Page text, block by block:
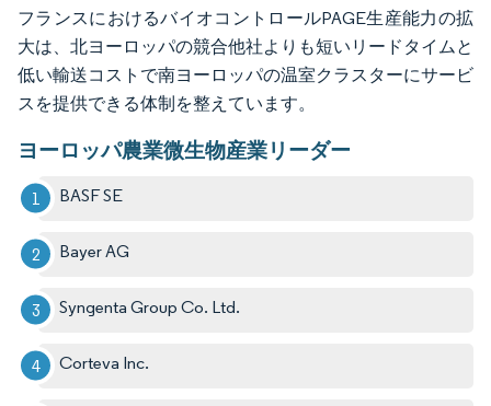
フランスにおけるバイオコントロールPAGE生産能力の拡
大は、北ヨーロッパの競合他社よりも短いリードタイムと
低い輸送コストで南ヨーロッパの温室クラスターにサービ
スを提供できる体制を整えています。
ヨーロッパ農業微生物産業リーダー
BASF SE
Bayer AG
Syngenta Group Co. Ltd.
Corteva Inc.